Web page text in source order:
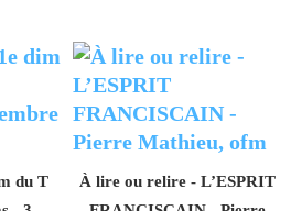
du T
À lire ou relire - L’ESPRIT